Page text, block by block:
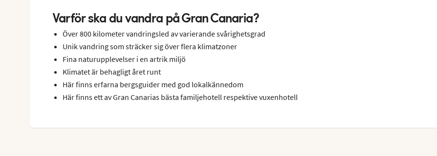
Varför ska du vandra på Gran Canaria?
Över 800 kilometer vandringsled av varierande svårighetsgrad
Unik vandring som sträcker sig över flera klimatzoner
Fina naturupplevelser i en artrik miljö
Klimatet är behagligt året runt
Här finns erfarna bergsguider med god lokalkännedom
Här finns ett av Gran Canarias bästa familjehotell respektive vuxenhotell